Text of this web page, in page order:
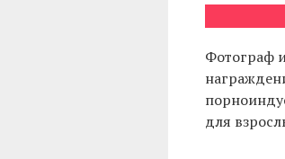
Фотограф
для